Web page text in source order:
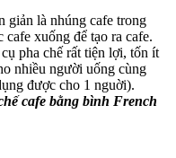
giản là nhúng cafe trong
xuống để tạo ra cafe.
pha chế rất tiện lợi, tốn ít
nhiều người uống cùng
được cho 1 nguời).
cafe bằng bình French